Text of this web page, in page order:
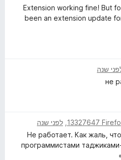
Extension working fine! But
been an extension update
שנה
не
לפני שנה
Не работает. Как жаль,
программистами